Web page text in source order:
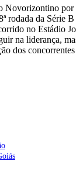
Novorizontino por
rodada da Série
no Estádio
na liderança,
dos